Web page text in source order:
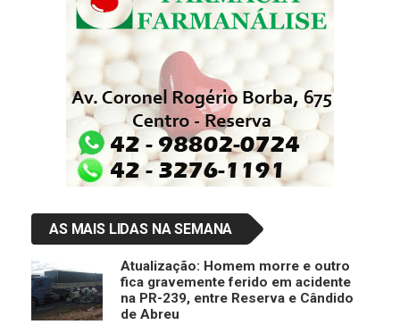
AS MAIS LIDAS NA SEMANA
Atualização: Homem morre e outro
fica gravemente ferido em acidente
na PR-239, entre Reserva e Cândido
de Abreu